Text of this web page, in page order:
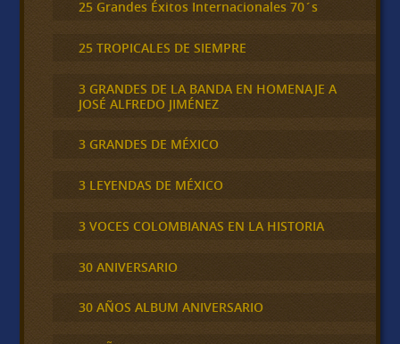
25 Grandes Éxitos Internacionales 70´s
25 TROPICALES DE SIEMPRE
3 GRANDES DE LA BANDA EN HOMENAJE A
JOSÉ ALFREDO JIMÉNEZ
3 GRANDES DE MÉXICO
3 LEYENDAS DE MÉXICO
3 VOCES COLOMBIANAS EN LA HISTORIA
30 ANIVERSARIO
30 AÑOS ALBUM ANIVERSARIO